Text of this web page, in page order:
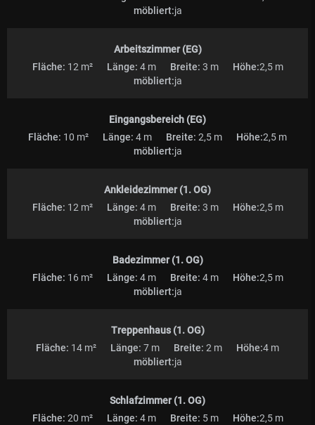
möbliert:ja
Arbeitszimmer (EG)
Fläche: 12 m² Länge: 4 m Breite: 3 m Höhe:2,5 m
möbliert:ja
Eingangsbereich (EG)
Fläche: 10 m² Länge: 4 m Breite: 2,5 m Höhe:2,5 m
möbliert:ja
Ankleidezimmer (1. OG)
Fläche: 12 m² Länge: 4 m Breite: 3 m Höhe:2,5 m
möbliert:ja
Badezimmer (1. OG)
Fläche: 16 m² Länge: 4 m Breite: 4 m Höhe:2,5 m
möbliert:ja
Treppenhaus (1. OG)
Fläche: 14 m² Länge: 7 m Breite: 2 m Höhe:4 m
möbliert:ja
Schlafzimmer (1. OG)
Fläche: 20 m² Länge: 4 m Breite: 5 m Höhe:2,5 m